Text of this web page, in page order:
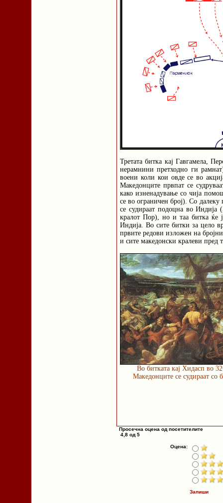
Третата битка кај Гавгамела,
нерамнини претходно ги
воени коли кои овде се во
Македонците првпат се
како изненадување со чија
се во ограничен број). Со
се судираат подоцна во Индија
кралот Пор), но и таа битка ќе
Индија. Во сите битки за цело
првите редови изложен на
и сите македонски кралеви пред
Во битката кај Хидасп во
Македонците се судираат со
Просечна оцена од посетителите
4,8 од 5
Оцена:
Запиши